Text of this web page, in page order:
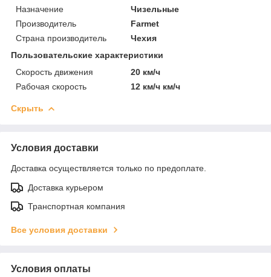
Назначение
Чизельные
Производитель
Farmet
Страна производитель
Чехия
Пользовательские характеристики
Скорость движения
20 км/ч
Рабочая скорость
12 км/ч км/ч
Скрыть
Условия доставки
Доставка осуществляется только по предоплате.
Доставка курьером
Транспортная компания
Все условия доставки
Условия оплаты